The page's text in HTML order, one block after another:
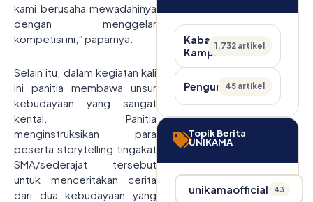
kami berusaha mewadahinya
dengan menggelar
kompetisi ini,” paparnya.
Selain itu, dalam kegiatan kali
ini panitia membawa unsur
kebudayaan yang sangat
kental. Panitia
menginstruksikan para
peserta storytelling tingakat
SMA/sederajat tersebut
untuk menceritakan cerita
dari dua kebudayaan yang
Kabar
Kampus
1,732 artikel
Pengumuman
45 artikel
Topik Berita
UNIKAMA
unikamaofficial 43